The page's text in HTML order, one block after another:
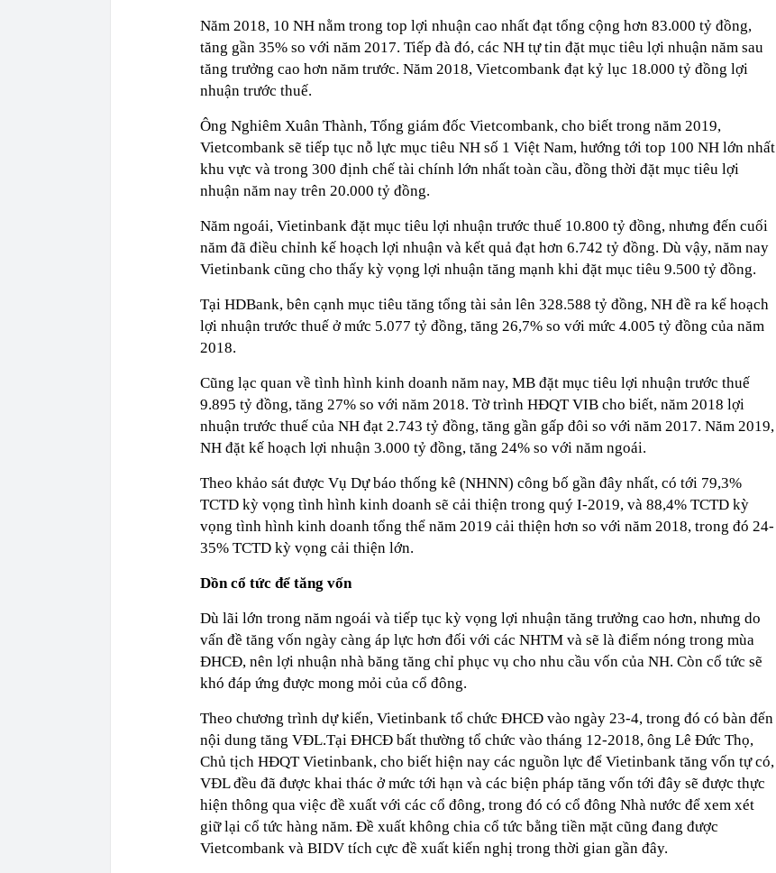
Năm 2018, 10 NH nằm trong top lợi nhuận cao nhất đạt tổng cộng hơn 83.000 tỷ đồng,
tăng gần 35% so với năm 2017. Tiếp đà đó, các NH tự tin đặt mục tiêu lợi nhuận năm sau
tăng trưởng cao hơn năm trước. Năm 2018, Vietcombank đạt kỷ lục 18.000 tỷ đồng lợi
nhuận trước thuế.
Ông Nghiêm Xuân Thành, Tổng giám đốc Vietcombank, cho biết trong năm 2019,
Vietcombank sẽ tiếp tục nỗ lực mục tiêu NH số 1 Việt Nam, hướng tới top 100 NH lớn nhất
khu vực và trong 300 định chế tài chính lớn nhất toàn cầu, đồng thời đặt mục tiêu lợi
nhuận năm nay trên 20.000 tỷ đồng.
Năm ngoái, Vietinbank đặt mục tiêu lợi nhuận trước thuế 10.800 tỷ đồng, nhưng đến cuối
năm đã điều chỉnh kế hoạch lợi nhuận và kết quả đạt hơn 6.742 tỷ đồng. Dù vậy, năm nay
Vietinbank cũng cho thấy kỳ vọng lợi nhuận tăng mạnh khi đặt mục tiêu 9.500 tỷ đồng.
Tại HDBank, bên cạnh mục tiêu tăng tổng tài sản lên 328.588 tỷ đồng, NH đề ra kế hoạch
lợi nhuận trước thuế ở mức 5.077 tỷ đồng, tăng 26,7% so với mức 4.005 tỷ đồng của năm
2018.
Cũng lạc quan về tình hình kinh doanh năm nay, MB đặt mục tiêu lợi nhuận trước thuế
9.895 tỷ đồng, tăng 27% so với năm 2018. Tờ trình HĐQT VIB cho biết, năm 2018 lợi
nhuận trước thuế của NH đạt 2.743 tỷ đồng, tăng gần gấp đôi so với năm 2017. Năm 2019,
NH đặt kế hoạch lợi nhuận 3.000 tỷ đồng, tăng 24% so với năm ngoái.
Theo khảo sát được Vụ Dự báo thống kê (NHNN) công bố gần đây nhất, có tới 79,3%
TCTD kỳ vọng tình hình kinh doanh sẽ cải thiện trong quý I-2019, và 88,4% TCTD kỳ
vọng tình hình kinh doanh tổng thể năm 2019 cải thiện hơn so với năm 2018, trong đó 24-
35% TCTD kỳ vọng cải thiện lớn.
Dồn cổ tức để tăng vốn
Dù lãi lớn trong năm ngoái và tiếp tục kỳ vọng lợi nhuận tăng trưởng cao hơn, nhưng do
vấn đề tăng vốn ngày càng áp lực hơn đối với các NHTM và sẽ là điểm nóng trong mùa
ĐHCĐ, nên lợi nhuận nhà băng tăng chỉ phục vụ cho nhu cầu vốn của NH. Còn cổ tức sẽ
khó đáp ứng được mong mỏi của cổ đông.
Theo chương trình dự kiến, Vietinbank tổ chức ĐHCĐ vào ngày 23-4, trong đó có bàn đến
nội dung tăng VĐL.Tại ĐHCĐ bất thường tổ chức vào tháng 12-2018, ông Lê Đức Thọ,
Chủ tịch HĐQT Vietinbank, cho biết hiện nay các nguồn lực để Vietinbank tăng vốn tự có,
VĐL đều đã được khai thác ở mức tới hạn và các biện pháp tăng vốn tới đây sẽ được thực
hiện thông qua việc đề xuất với các cổ đông, trong đó có cổ đông Nhà nước để xem xét
giữ lại cổ tức hàng năm. Đề xuất không chia cổ tức bằng tiền mặt cũng đang được
Vietcombank và BIDV tích cực đề xuất kiến nghị trong thời gian gần đây.